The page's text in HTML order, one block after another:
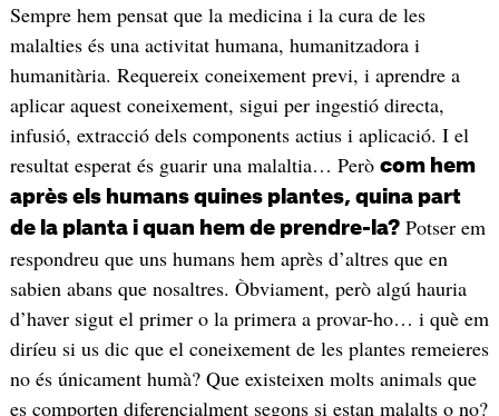
Sempre hem pensat que la medicina i la cura de les
malalties és una activitat humana, humanitzadora i
humanitària. Requereix coneixement previ, i aprendre a
aplicar aquest coneixement, sigui per ingestió directa,
infusió, extracció dels components actius i aplicació. I el
resultat esperat és guarir una malaltia… Però com hem
après els humans quines plantes, quina part
de la planta i quan hem de prendre-la?Potser em
respondreu que uns humans hem après d’altres que en
sabien abans que nosaltres. Òbviament, però algú hauria
d’haver sigut el primer o la primera a provar-ho… i què em
diríeu si us dic que el coneixement de les plantes remeieres
no és únicament humà? Que existeixen molts animals que
es comporten diferencialment segons si estan malalts o no?